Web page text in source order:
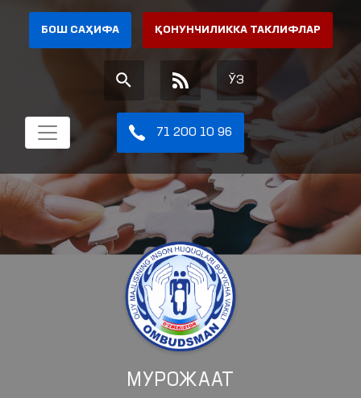
БОШ САҲИФА ҚОНУНЧИЛИККА ТАКЛИФЛАР
ЎЗ
71 200 10 96
МУРОЖААТ